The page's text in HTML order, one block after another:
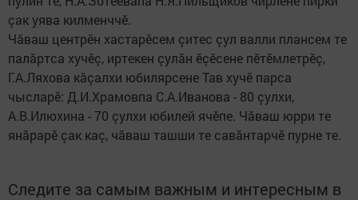
çак уява килменччӗ.
Чăваш центрӗн хастарӗсем çитес çул валли плансем те
палăртса хучӗç, иртекен çулăн ӗçӗсене пӗтӗмлетрӗç,
Г.А.Ляхова кăçалхи юбилярсене Тав хучӗ парса
чысларӗ: Д.И.Храмовпа С.А.Иванова - 80 çулхи,
А.В.Илюхина - 70 çулхи юбилей ячӗпе. Чăваш юрри те
янăрарӗ çак каç, чăваш ташши те савăнтарчӗ пурне те.
Следите за самым важным и интересным в